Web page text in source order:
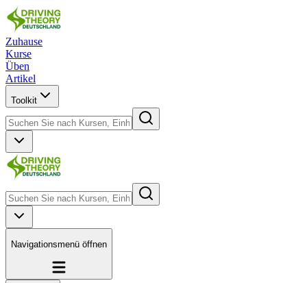
Zuhause
Kurse
Üben
Artikel
Toolkit
Navigationsmenü öffnen